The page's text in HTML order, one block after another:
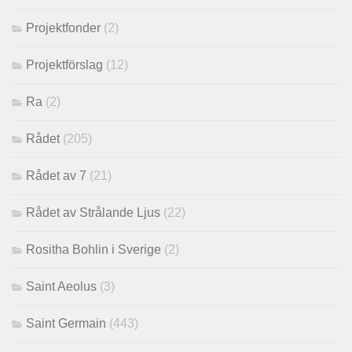
Projektfonder (2)
Projektförslag (12)
Ra (2)
Rådet (205)
Rådet av 7 (21)
Rådet av Strålande Ljus (22)
Rositha Bohlin i Sverige (2)
Saint Aeolus (3)
Saint Germain (443)